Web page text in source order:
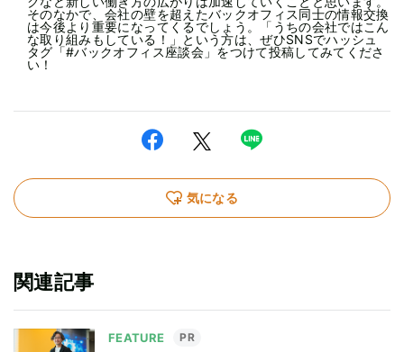
そのなかで、会社の壁を超えたバックオフィス同士の情報交換
は今後より重要になってくるでしょう。「うちの会社ではこん
な取り組みもしている！」という方は、ぜひSNSでハッシュ
タグ「#バックオフィス座談会」をつけて投稿してみてくださ
い！
気になる
関連記事
FEATURE PR